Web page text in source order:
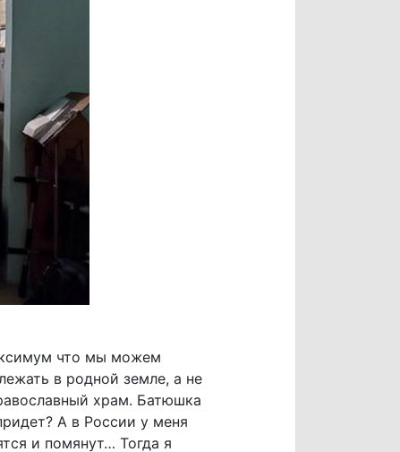
что мы можем
в родной земле, а не
храм. Батюшка
А в России у меня
и помянут… Тогда я